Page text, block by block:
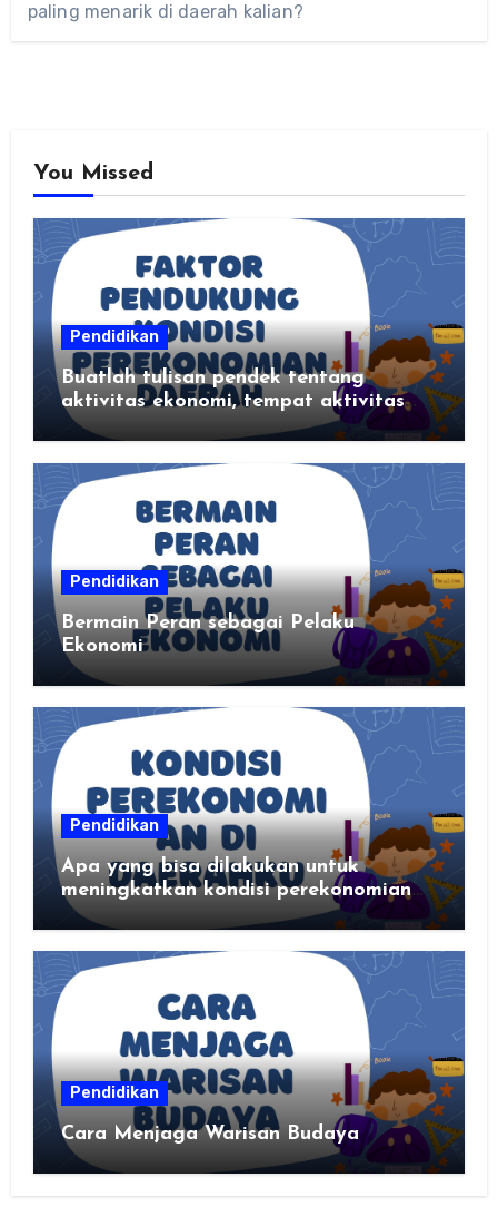
paling menarik di daerah kalian?
You Missed
Pendidikan
Buatlah tulisan pendek tentang
aktivitas ekonomi, tempat aktivitas
ekonomi, dan hasil produksi daerah
Pendidikan
Bermain Peran sebagai Pelaku
Ekonomi
Pendidikan
Apa yang bisa dilakukan untuk
meningkatkan kondisi perekonomian
daerahku?
Pendidikan
Cara Menjaga Warisan Budaya